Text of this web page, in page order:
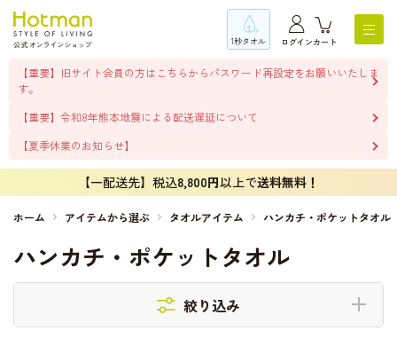
1秒タオル ログインカート
【重要】旧サイト会員の方はこちらからパスワード再設定をお願いいたしま
す。
【重要】令和8年熊本地震による配送遅延について
【夏季休業のお知らせ】
【一配送先】税込8,800円以上で送料無料！
ホーム アイテムから選ぶ タオルアイテム ハンカチ・ポケットタオル
ハンカチ・ポケットタオル
絞り込み